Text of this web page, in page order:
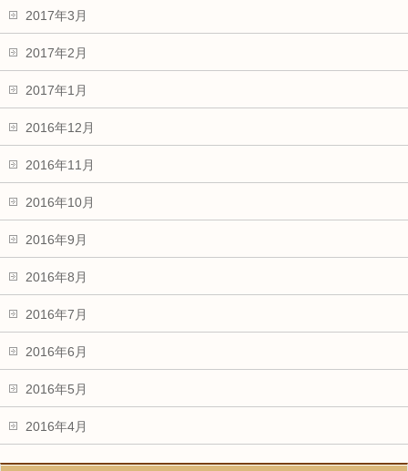
2017年3月
2017年2月
2017年1月
2016年12月
2016年11月
2016年10月
2016年9月
2016年8月
2016年7月
2016年6月
2016年5月
2016年4月